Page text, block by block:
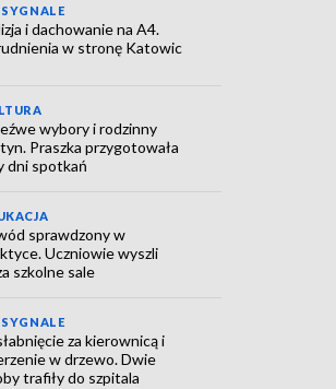
i dachowanie na A4.
w stronę Katowic
wybory i rodzinny
Praszka przygotowała
dni spotkań
sprawdzony w
Uczniowie wyszli
szkolne sale
za kierownicą i
w drzewo. Dwie
trafiły do szpitala